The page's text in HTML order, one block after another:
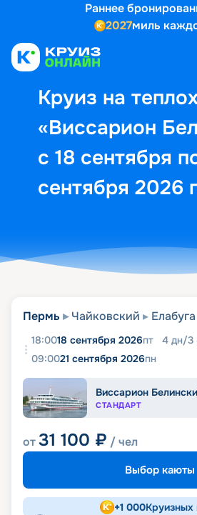
Раннее
2027миль
Круиз на
«Виссарион
с 18 сентября
сентября 2026
Выбор кают
Пермь Чайковский Елабуга
18:0018 сентября 2026пт 4 дн/3
09:0021 сентября 2026пн
Виссарион
СТАНДАРТ
от31 100 ₽ / чел
Выбор каюты
+1 000Круизных